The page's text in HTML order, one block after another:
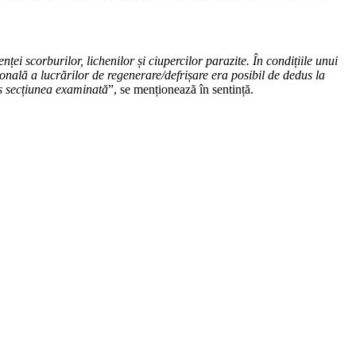
scorburilor, lichenilor și ciupercilor parazite. În condițiile unui
a lucrărilor de regenerare/defrișare era posibil de dedus la
examinată”, se menționează în sentință.